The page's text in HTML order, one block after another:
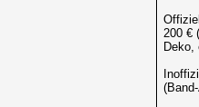
200 €
Deko,